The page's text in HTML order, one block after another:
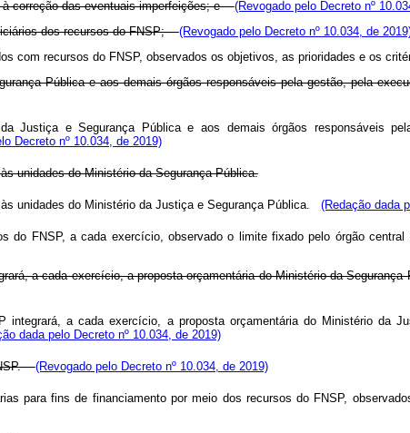
à correção das eventuais imperfeições; e(Revogado pelo Decreto nº
dos recursos do FNSP;(Revogado pelo Decreto nº 10.034, de
com recursos do FNSP, observados os objetivos, as prioridades e os
Pública e aos demais órgãos responsáveis pela gestão, pela
Justiça e Segurança Pública e aos demais órgãos responsáveis
Decreto nº 10.034, de 2019)
unidades do Ministério da Segurança Pública.
unidades do Ministério da Justiça e Segurança Pública. (Redação dada
do FNSP, a cada exercício, observado o limite fixado pelo órgão
a cada exercício, a proposta orçamentária do Ministério da
a cada exercício, a proposta orçamentária do Ministério da
dada pelo Decreto nº 10.034, de 2019)
(Revogado pelo Decreto nº 10.034, de 2019)
para fins de financiamento por meio dos recursos do FNSP,